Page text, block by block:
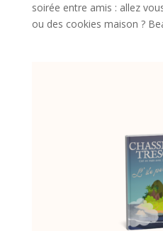
soirée entre amis : allez
ou des cookies maison ?